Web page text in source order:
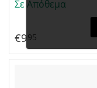
Σε Απόθεμα
€995